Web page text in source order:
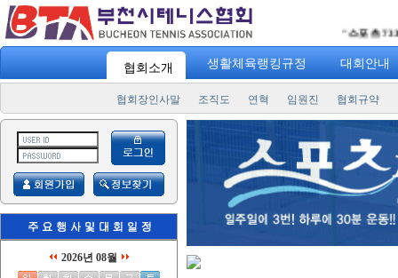
스포츠 7330" 일
협회소개 생활체육랭킹규정 대회안내
협회장인사말 조직도 연혁 임원진 협회규약
2026년 08월